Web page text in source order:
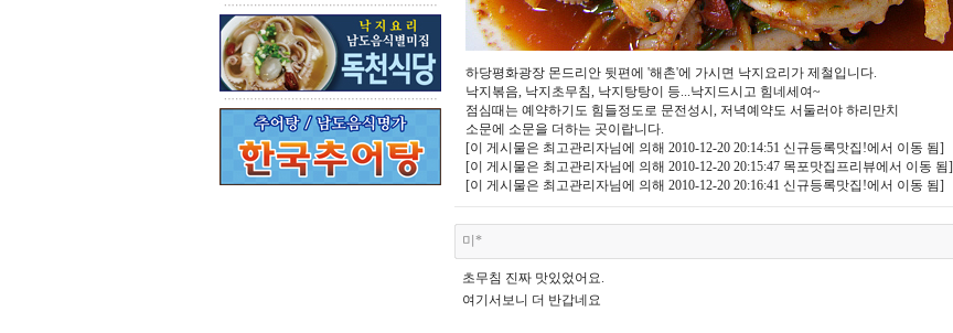
하당평화광장 몬드리안 뒷편에 '해촌'에 가시면 낙지요리가 제철입니다.
낙지볶음, 낙지초무침, 낙지탕탕이 등...낙지드시고 힘네세여~
점심때는 예약하기도 힘들정도로 문전성시, 저녁예약도 서둘러야 하리만치
소문에 소문을 더하는 곳이랍니다.
[이 게시물은 최고관리자님에 의해 2010-12-20 20:14:51 신규등록맛집!에서 이동 됨]
[이 게시물은 최고관리자님에 의해 2010-12-20 20:15:47 목포맛집프리뷰에서 이동 됨]
[이 게시물은 최고관리자님에 의해 2010-12-20 20:16:41 신규등록맛집!에서 이동 됨]
미*
초무침 진짜 맛있었어요.
여기서보니 더 반갑네요